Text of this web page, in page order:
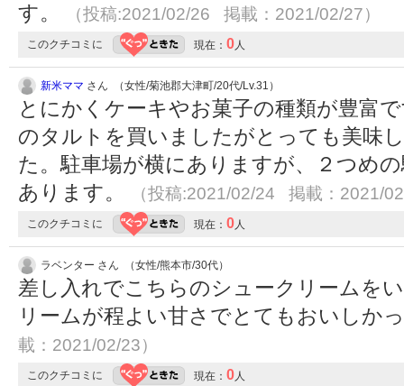
す。
（投稿:2021/02/26 掲載：2021/02/27）
このクチコミに 現在： 0人
新米ママ さん （女性/菊池郡大津町/20代/Lv.31）
とにかくケーキやお菓子の種類が豊富
のタルトを買いましたがとっても美味
た。駐車場が横にありますが、２つめ
あります。
（投稿:2021/02/24 掲載：2021/
このクチコミに 現在： 0人
ラベンター さん （女性/熊本市/30代）
差し入れでこちらのシュークリームを
リームが程よい甘さでとてもおいしか
載：2021/02/23）
このクチコミに 現在： 0人